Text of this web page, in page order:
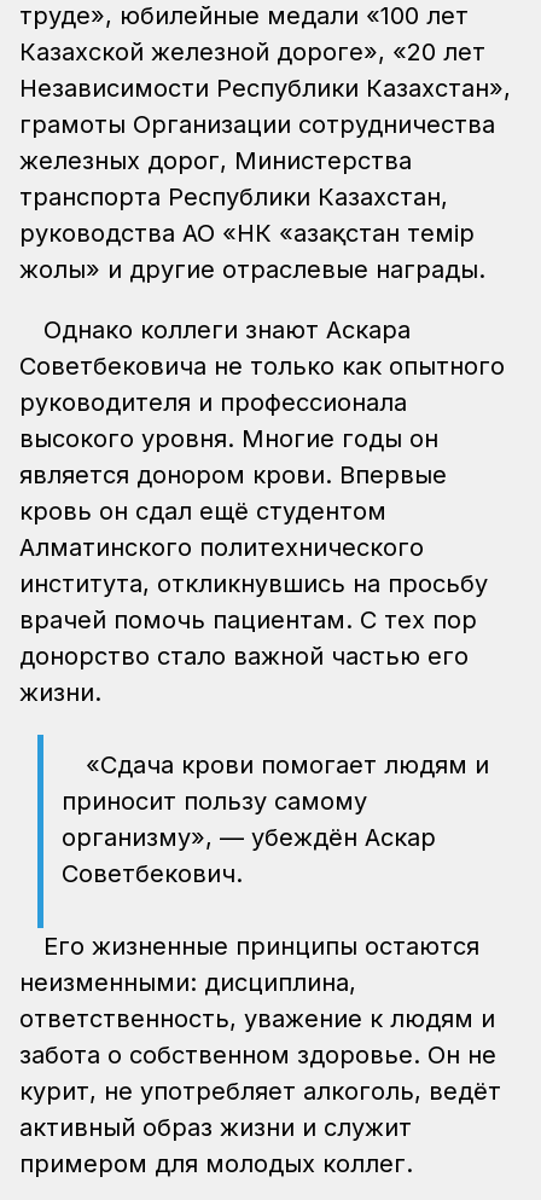
труде», юбилейные медали «100 лет
Казахской железной дороге», «20 лет
Независимости Республики Казахстан»,
грамоты Организации сотрудничества
железных дорог, Министерства
транспорта Республики Казахстан,
руководства АО «НК «Қазақстан темір
жолы» и другие отраслевые награды.
Однако коллеги знают Аскара
Советбековича не только как опытного
руководителя и профессионала
высокого уровня. Многие годы он
является донором крови. Впервые
кровь он сдал ещё студентом
Алматинского политехнического
института, откликнувшись на просьбу
врачей помочь пациентам. С тех пор
донорство стало важной частью его
жизни.
«Сдача крови помогает людям и
приносит пользу самому
организму», — убеждён Аскар
Советбекович.
Его жизненные принципы остаются
неизменными: дисциплина,
ответственность, уважение к людям и
забота о собственном здоровье. Он не
курит, не употребляет алкоголь, ведёт
активный образ жизни и служит
примером для молодых коллег.